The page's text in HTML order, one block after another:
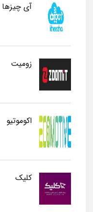
آی چیزها
زومیت
اکوموتیو
کلیک